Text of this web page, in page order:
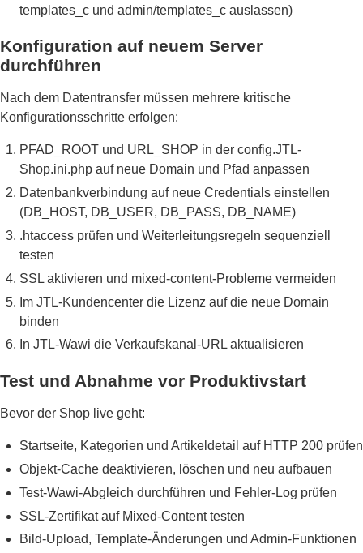
templates_c und admin/templates_c auslassen)
Konfiguration auf neuem Server
durchführen
Nach dem Datentransfer müssen mehrere kritische
Konfigurationsschritte erfolgen:
PFAD_ROOT und URL_SHOP in der config.JTL-
Shop.ini.php auf neue Domain und Pfad anpassen
Datenbankverbindung auf neue Credentials einstellen
(DB_HOST, DB_USER, DB_PASS, DB_NAME)
.htaccess prüfen und Weiterleitungsregeln sequenziell
testen
SSL aktivieren und mixed-content-Probleme vermeiden
Im JTL-Kundencenter die Lizenz auf die neue Domain
binden
In JTL-Wawi die Verkaufskanal-URL aktualisieren
Test und Abnahme vor Produktivstart
Bevor der Shop live geht:
Startseite, Kategorien und Artikeldetail auf HTTP 200 prüfen
Objekt-Cache deaktivieren, löschen und neu aufbauen
Test-Wawi-Abgleich durchführen und Fehler-Log prüfen
SSL-Zertifikat auf Mixed-Content testen
Bild-Upload, Template-Änderungen und Admin-Funktionen